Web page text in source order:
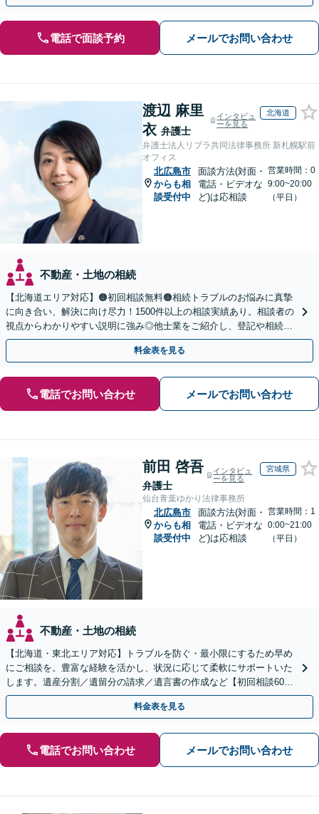
電話で面談予約 メールでお問い合わせ
渡辺 麻里
衣 弁護士
インタビュ
ーを見る
北海道
弁護士法人リブラ共同法律事務所 新札幌駅前
オフィス
北広島市
からも相
談受付中
面談方法(対面・
電話・ビデオな
ど)は応相談
営業時間：0
9:00~20:00
（平日）
不動産・土地の相続
【北海道エリア対応】🟠初回相談無料🟠相続トラブルのお悩みに真摯
に向き合い、解決に向け尽力！1500件以上の相談実績あり。相談者の
視点からわかりやすい説明に強み◎他士業をご紹介し、登記や相続税
の申告までワンストップで対応【夜間相談可】
料金表を見る
電話でお問い合わせ メールでお問い合わせ
前田 啓吾
弁護士
インタビュ
ーを見る
宮城県
仙台青葉ゆかり法律事務所
北広島市
からも相
談受付中
面談方法(対面・
電話・ビデオな
ど)は応相談
営業時間：1
0:00~21:00
（平日）
不動産・土地の相続
【北海道・東北エリア対応】トラブルを防ぐ・最小限にするため早め
にご相談を。豊富な経験を活かし、状況に応じて柔軟にサポートいた
します。遺産分割／遺留分の請求／遺言書の作成など【初回相談60分
無料】【オンライン相談可能】
料金表を見る
電話でお問い合わせ メールでお問い合わせ